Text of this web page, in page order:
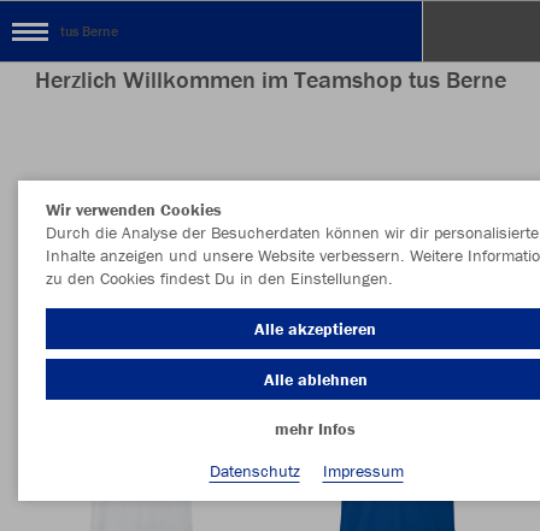
tus Berne
Herzlich Willkommen im Teamshop tus Berne
Wir verwenden Cookies
Durch die Analyse der Besucherdaten können wir dir personalisierte
Inhalte anzeigen und unsere Website verbessern. Weitere
zu den Cookies findest Du in den Einstellungen.
Alle akzeptieren
Alle ablehnen
mehr Infos
Datenschutz
Impressum